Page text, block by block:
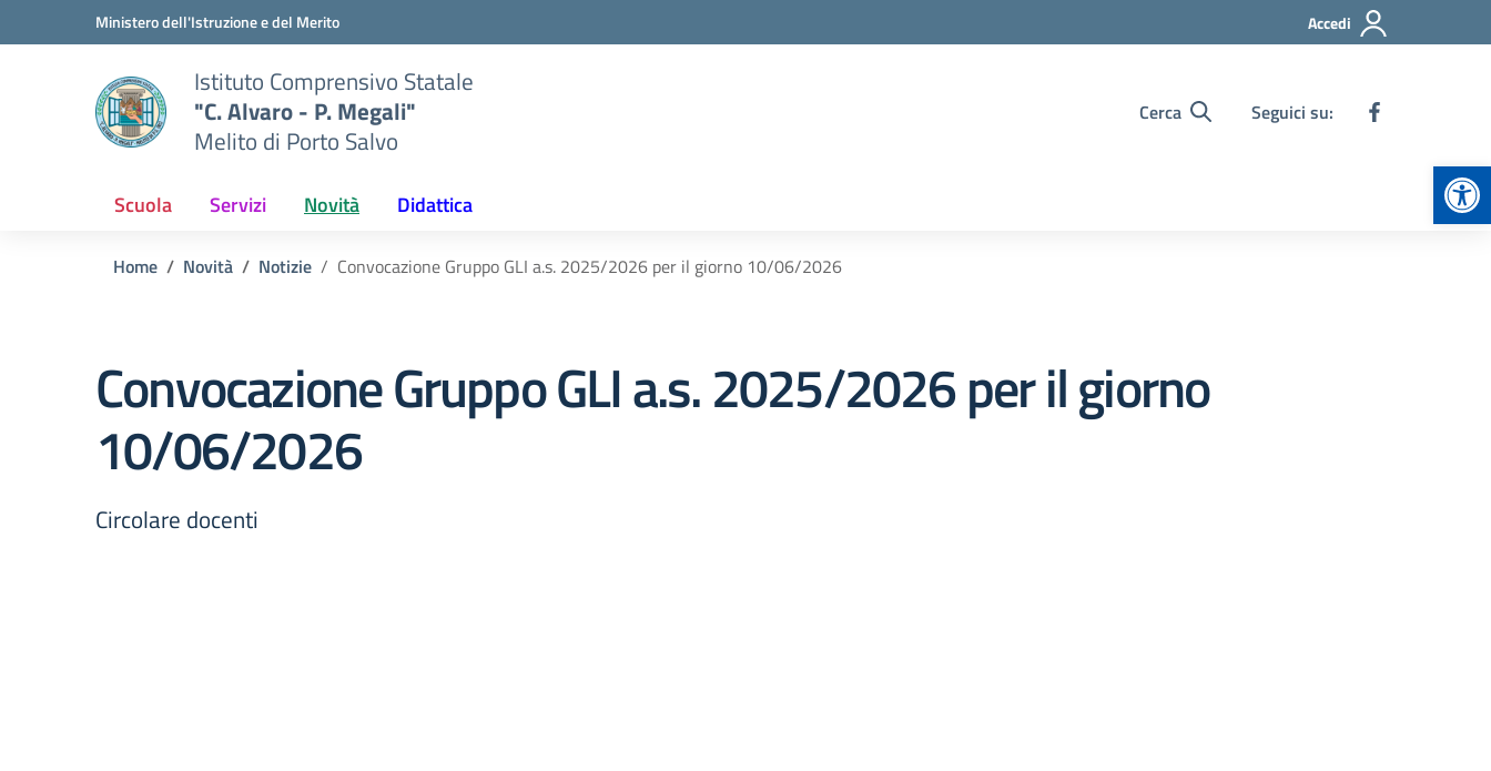
Vai ai contenuti
Vai al menu di navigazioneMinistero dell'Istruzione e del Merito Accedi
Istituto Comprensivo Statale
"C. Alvaro - P. Megali"
Melito di Porto Salvo
Cerca Seguici su:
Scuola Servizi Novità Didattica
Home Novità Notizie Convocazione Gruppo GLI a.s. 2025/2026 per il giorno 10/06/2026
Convocazione Gruppo GLI a.s. 2025/2026 per il giorno
10/06/2026
Circolare docenti